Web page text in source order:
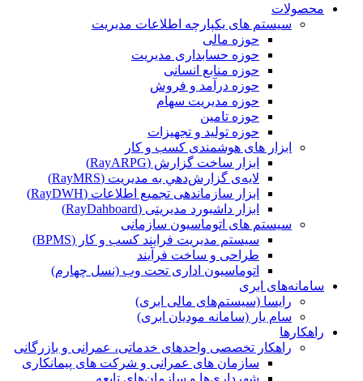
محصولات
سیستم های یکپارچه اطلاعات مدیریت
حوزه مالی
حوزه حسابداری مدیریت
حوزه منابع انسانی
حوزه درآمد و فروش
حوزه مدیریت سهام
حوزه تامین
حوزه تولید و تجهیزات
ابزار های هوشمندی کسب و کار
ابزار ساخت گزارش (RayARPG)
لایه‌ی گزارش‌دهي به مديريت (RayMRS)
ابزار سازماندهی تجمیع اطلاعات (RayDWH)
ابزار داشبورد مدیریتی (RayDahboard)
سیستم های اتوماسیون سازمانی
سیستم مدیریت فرایند کسب و کار (BPMS)
طراحی و ساخت فرآیند
اتوماسیون اداری تحت وب (نسل چهارم)
سامانه‌های ابری
رایسا (سیستم‌های مالی ابری)
سام یار (سامانه مودیان ابری)
راهکارها
راهکار تخصصی واحدهای خدماتی، عمرانی و بازرگانی
سازمان های عمرانی و شرکت های پیمانکاری
شهرداری‌ها و سازمان‌های تابعه